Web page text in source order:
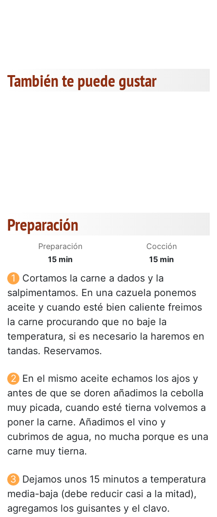
También te puede gustar
Preparación
Preparación
15 min
Cocción
15 min
Cortamos la carne a dados y la
salpimentamos. En una cazuela ponemos
aceite y cuando esté bien caliente freimos
la carne procurando que no baje la
temperatura, si es necesario la haremos en
tandas. Reservamos.
En el mismo aceite echamos los ajos y
antes de que se doren añadimos la cebolla
muy picada, cuando esté tierna volvemos a
poner la carne. Añadimos el vino y
cubrimos de agua, no mucha porque es una
carne muy tierna.
Dejamos unos 15 minutos a temperatura
media-baja (debe reducir casi a la mitad),
agregamos los guisantes y el clavo.